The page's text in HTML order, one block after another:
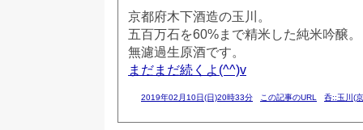
京都府木下酒造の玉川。
五百万石を60%まで精米した純米吟醸。
無濾過生原酒です。
まだまだ続くよ(^^)v
2019年02月10日(日)20時33分 この記事のURL 呑::玉川(